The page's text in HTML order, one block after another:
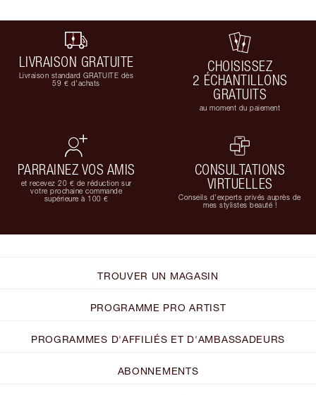
LIVRAISON GRATUITE
Livraison standard GRATUITE dès
59 € d'achats
CHOISISSEZ
2 ÉCHANTILLONS
GRATUITS
au moment du paiement
PARRAINEZ VOS AMIS
et recevez 20 € de réduction sur
votre prochaine commande
supérieure à 100 €
CONSULTATIONS
VIRTUELLES
Conseils d'experts privés auprès de
mes stylistes beauté !
TROUVER UN MAGASIN
PROGRAMME PRO ARTIST
PROGRAMMES D'AFFILIÉS ET D'AMBASSADEURS
ABONNEMENTS